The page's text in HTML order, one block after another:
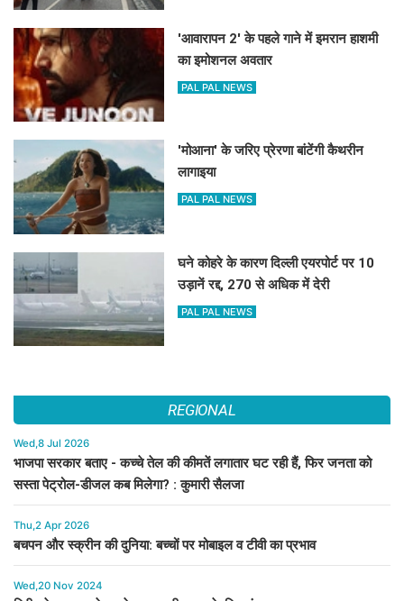
'आवारापन 2' के पहले गाने में इमरान हाशमी
का इमोशनल अवतार
PAL PAL NEWS
'मोआना' के जरिए प्रेरणा बांटेंगी कैथरीन
लागाइया
PAL PAL NEWS
घने कोहरे के कारण दिल्ली एयरपोर्ट पर 10
उड़ानें रद्द, 270 से अधिक में देरी
PAL PAL NEWS
REGIONAL
Wed,8 Jul 2026
भाजपा सरकार बताए - कच्चे तेल की कीमतें लगातार घट रही हैं, फिर जनता को
सस्ता पेट्रोल-डीजल कब मिलेगा? : कुमारी सैलजा
Thu,2 Apr 2026
बचपन और स्क्रीन की दुनिया: बच्चों पर मोबाइल व टीवी का प्रभाव
Wed,20 Nov 2024